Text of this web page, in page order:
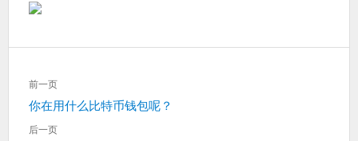
文
章
导
航
前一页
上
一
你在用什么比特币钱包呢？
后一页